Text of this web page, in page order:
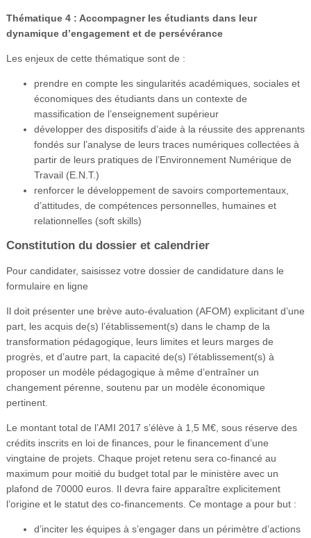
Thématique 4 : Accompagner les étudiants dans leur
dynamique d’engagement et de persévérance
Les enjeux de cette thématique sont de :
prendre en compte les singularités académiques, sociales et
économiques des étudiants dans un contexte de
massification de l’enseignement supérieur
développer des dispositifs d’aide à la réussite des apprenants
fondés sur l’analyse de leurs traces numériques collectées à
partir de leurs pratiques de l’Environnement Numérique de
Travail (E.N.T.)
renforcer le développement de savoirs comportementaux,
d’attitudes, de compétences personnelles, humaines et
relationnelles (soft skills)
Constitution du dossier et calendrier
Pour candidater, saisissez votre dossier de candidature dans le
formulaire en ligne
Il doit présenter une brève auto-évaluation (AFOM) explicitant d’une
part, les acquis de(s) l’établissement(s) dans le champ de la
transformation pédagogique, leurs limites et leurs marges de
progrès, et d’autre part, la capacité de(s) l’établissement(s) à
proposer un modèle pédagogique à même d’entraîner un
changement pérenne, soutenu par un modèle économique
pertinent.
Le montant total de l’AMI 2017 s’élève à 1,5 M€, sous réserve des
crédits inscrits en loi de finances, pour le financement d’une
vingtaine de projets. Chaque projet retenu sera co-financé au
maximum pour moitié du budget total par le ministère avec un
plafond de 70000 euros. Il devra faire apparaître explicitement
l’origine et le statut des co-financements. Ce montage a pour but :
d’inciter les équipes à s’engager dans un périmètre d’actions